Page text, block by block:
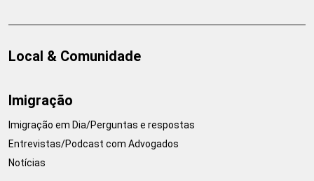
Local & Comunidade
Imigração
Imigração em Dia/Perguntas e respostas
Entrevistas/Podcast com Advogados
Notícias